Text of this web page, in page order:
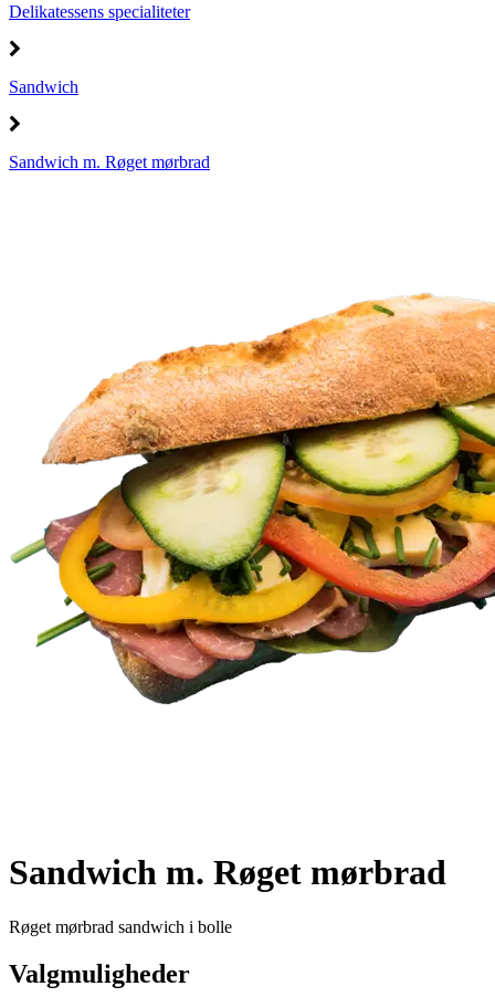
Delikatessens specialiteter
Sandwich
Sandwich m. Røget mørbrad
Sandwich m. Røget mørbrad
Røget mørbrad sandwich i bolle
Valgmuligheder